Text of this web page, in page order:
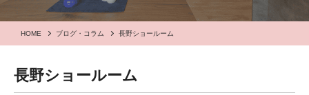
HOME ブログ・コラム 長野ショールーム
長野ショールーム